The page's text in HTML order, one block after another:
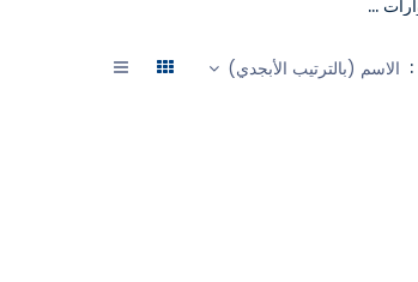
اكسسوارات جهاز بلاي ستيشن 3
الاسم (بالترتيب الأبجدي)